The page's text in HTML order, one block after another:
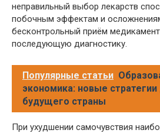
неправильный выбор лекарств
побочным эффектам и
бесконтрольный приём
последующую диагностику.
Популярные статьи
экономика: новые стратегии
будущего страны
При ухудшении самочувствия